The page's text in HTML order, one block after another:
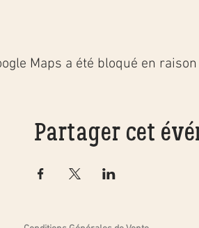
Maps a été bloqué en
Partager cet